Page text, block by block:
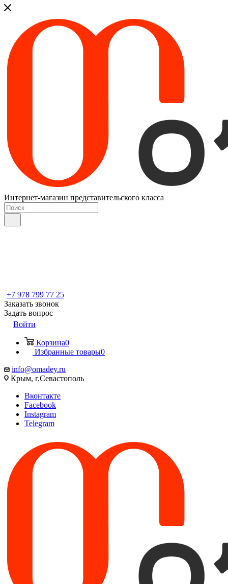
Интернет-магазин представительского класса
+7 978 799 77 25
Заказать звонок
Задать вопрос
Войти
Корзина0
Избранные товары0
info@omadey.ru
Крым, г.Севастополь
Вконтакте
Facebook
Instagram
Telegram